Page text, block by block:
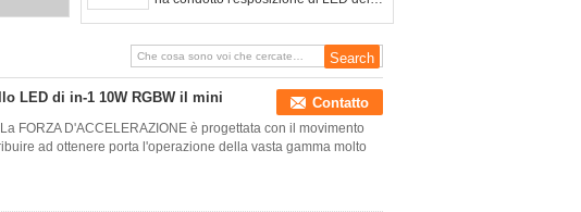
LED di in-1 10W RGBW il mini Contatto
FORZA D'ACCELERAZIONE è progettata con il movimento
ad ottenere porta l'operazione della vasta gamma molto